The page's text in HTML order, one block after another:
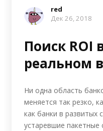
red
Дек 26, 2018
Поиск ROI
реальном
Ни одна область
меняется так резко,
как банки в развитых
устаревшие пакетные